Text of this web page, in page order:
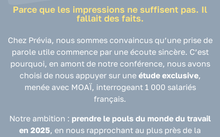
Parce que les impressions ne suffisent pas. Il
fallait des faits.
Chez Prévia, nous sommes convaincus qu’une prise de
parole utile commence par une écoute sincère. C’est
pourquoi, en amont de notre conférence, nous avons
choisi de nous appuyer sur une étude exclusive,
menée avec MOAÏ, interrogeant 1 000 salariés
français.
Notre ambition : prendre le pouls du monde du travail
en 2025, en nous rapprochant au plus près de la